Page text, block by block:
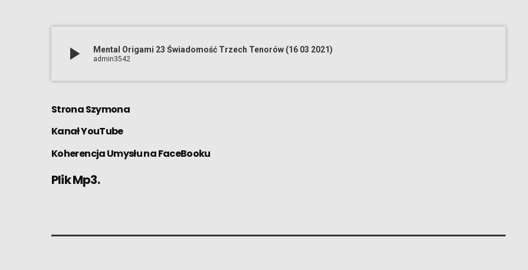
play_arrow Mental Origami 23 Świadomość Trzech Tenorów (16 03 2021)
admin3542
StronaSzymona
KanałYouTube
Koherencja Umysłuna FaceBooku
Plik Mp3.